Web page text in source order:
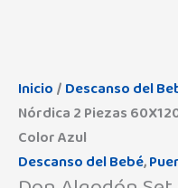
Inicio/Descanso del
Nórdica 2 Piezas
Color Azul
Descanso del Bebé,